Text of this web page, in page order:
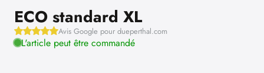
ECO standard XL
Avis Google pour dueperthal.com
L'article peut être commandé